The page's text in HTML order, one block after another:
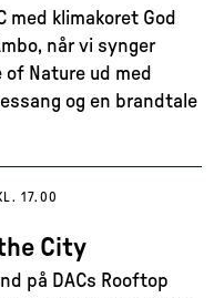
med klimakoret God
når vi synger
Nature ud med
og en brandtale
17.00
City
på DACs Rooftop